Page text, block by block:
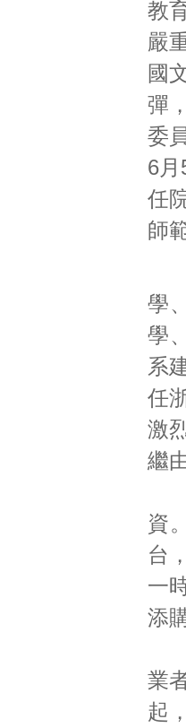
教
嚴
國
彈
委
6
任
師
學
學
系
任
激
繼
資
台
一
添
業
起